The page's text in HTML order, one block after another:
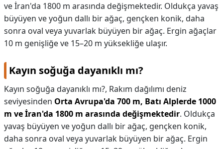
ve İran'da 1800 m arasında değişmektedir. Oldukça yavaş
büyüyen ve yoğun dallı bir ağaç, gençken konik, daha
sonra oval veya yuvarlak büyüyen bir ağaç. Ergin ağaçlar
10 m genişliğe ve 15–20 m yüksekliğe ulaşır.
Kayın soğuğa dayanıklı mı?
Kayın soğuğa dayanıklı mı?, Rakım dağılımı deniz
seviyesinden Orta Avrupa'da 700 m, Batı Alplerde 1000
m ve İran'da 1800 m arasında değişmektedir. Oldukça
yavaş büyüyen ve yoğun dallı bir ağaç, gençken konik,
daha sonra oval veya yuvarlak büyüyen bir ağaç. Ergin